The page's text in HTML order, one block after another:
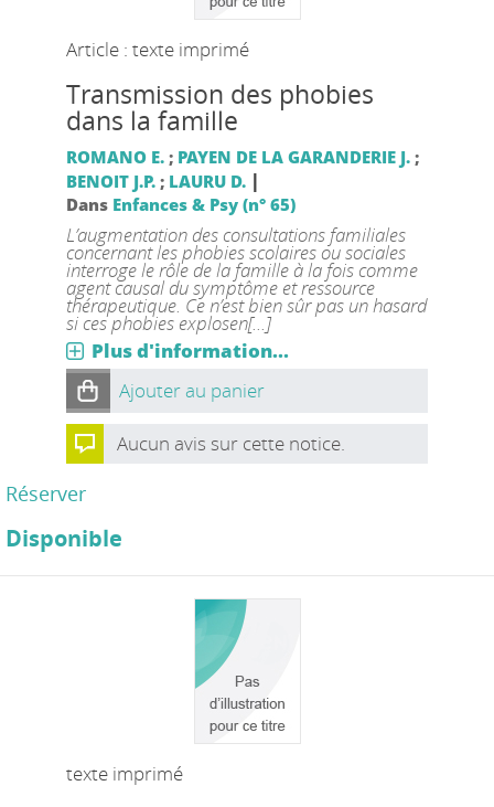
Article : texte imprimé
Transmission des phobies
dans la famille
ROMANO E.; PAYEN DE LA GARANDERIE J.;
BENOIT J.P.; LAURU D. |
Dans Enfances & Psy (n° 65)
L’augmentation des consultations familiales
concernant les phobies scolaires ou sociales
interroge le rôle de la famille à la fois comme
agent causal du symptôme et ressource
thérapeutique. Ce n’est bien sûr pas un hasard
si ces phobies explosen[...]
Plus d'information...
Ajouter au panier
Aucun avis sur cette notice.
Réserver
Disponible
texte imprimé